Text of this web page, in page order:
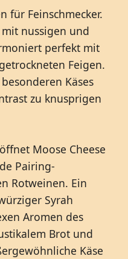
für Feinschmecker.
nussigen und
perfekt mit
Feigen.
Käses
zu knusprigen
Moose Cheese
Pairing-
Rotweinen. Ein
Syrah
Aromen des
Brot und
Käse